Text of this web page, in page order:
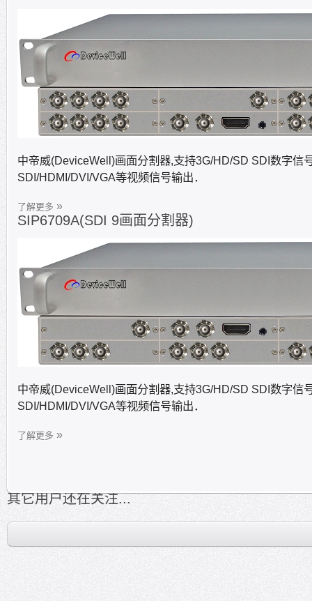
中帝威(DeviceWell)画面分割器,支持3G/HD/SD SDI数字信
SDI/HDMI/DVI/VGA等视频信号输出．
了解更多
SIP6709A(SDI 9画面分割器)
中帝威(DeviceWell)画面分割器,支持3G/HD/SD SDI数字信
SDI/HDMI/DVI/VGA等视频信号输出．
了解更多
其它用户还在关注...